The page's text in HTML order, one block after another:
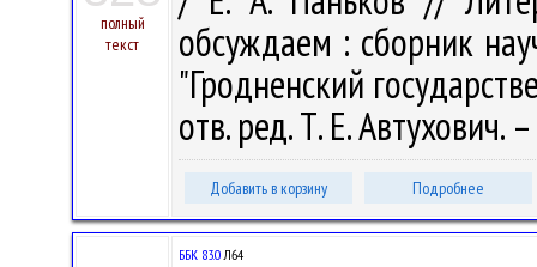
полный
текст
обсуждаем : сборник
"Гродненский
отв. ред. Т. Е.
Добавить в корзину Подробнее
ББК 83.0Л64